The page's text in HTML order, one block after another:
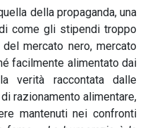
della propaganda, una
come gli stipendi troppo
mercato nero, mercato
facilmente alimentato dai
verità raccontata dalle
razionamento alimentare,
mantenuti nei confronti